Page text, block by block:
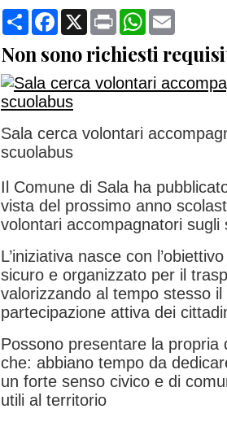
CondividiFacebook
X Print WhatsApp
Non sono richiesti
Sala cerca volontari
scuolabus
Il Comune di Sala ha
vista del prossimo anno
volontari accompagnatori sugli
L’iniziativa nasce con
sicuro e organizzato per il
valorizzando al tempo stesso
partecipazione attiva dei
Possono presentare la propria
che: abbiano tempo da
un forte senso civico e di
utili al territorio